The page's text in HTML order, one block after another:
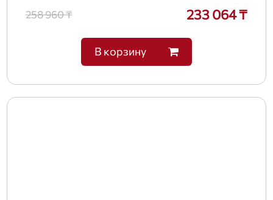
258 960 ₸ 233 064 ₸
В корзину